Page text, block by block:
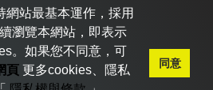
唐人電視
神韻藝術團
全球退黨服務中心 明慧網
網站最基本運作，採用
瀏覽本網站，即表示
。如果您不同意，可
頁更多cookies、隱私
同意